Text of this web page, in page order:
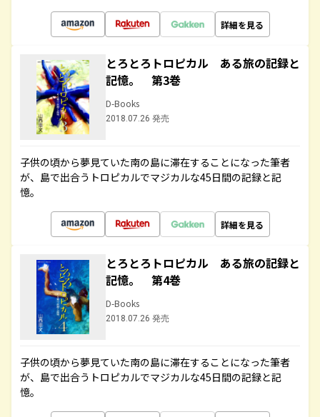
詳細を見る
とろとろトロピカル ある旅の記録と
記憶。 第3巻
D-Books
2018.07.26 発売
子供の頃から夢見ていた南の島に滞在することになった筆者
が、島で出合うトロピカルでマジカルな45日間の記録と記
憶。
詳細を見る
とろとろトロピカル ある旅の記録と
記憶。 第4巻
D-Books
2018.07.26 発売
子供の頃から夢見ていた南の島に滞在することになった筆者
が、島で出合うトロピカルでマジカルな45日間の記録と記
憶。